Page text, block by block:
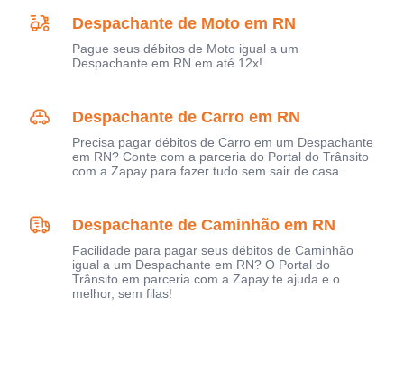
Despachante de Moto em RN
Pague seus débitos de Moto igual a um
Despachante em RN em até 12x!
Despachante de Carro em RN
Precisa pagar débitos de Carro em um Despachante
em RN? Conte com a parceria do Portal do Trânsito
com a Zapay para fazer tudo sem sair de casa.
Despachante de Caminhão em RN
Facilidade para pagar seus débitos de Caminhão
igual a um Despachante em RN? O Portal do
Trânsito em parceria com a Zapay te ajuda e o
melhor, sem filas!